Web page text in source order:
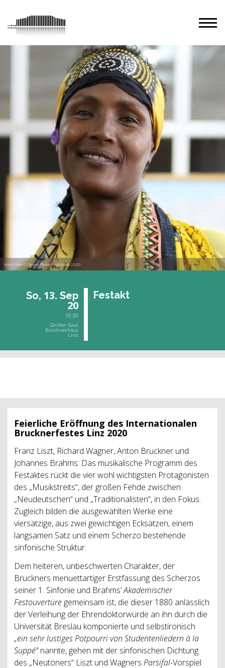
Waris Dirie © Desert Flower Foundation 2020
So, 13. Sep
20
10:30
Großer Saal
Brucknerhaus
Linz
Fest­akt
Feierliche Eröffnung des Internationalen
Brucknerfestes Linz 2020
Franz Liszt, Richard Wagner, Anton Bruckner und
Johannes Brahms: Das musikalische Programm des
Festaktes rückt die vier wohl wichtigsten Protagonisten
des „Musikstreits“, der großen Fehde zwischen
„Neudeutschen“ und „Traditionalisten“, in den Fokus.
Zugleich bilden die ausgewählten Werke eine
viersätzige, aus zwei gewichtigen Ecksätzen, einem
langsamen Satz und einem Scherzo bestehende
sinfonische Struktur.
Dem heiteren, unbeschwerten Charakter, der
Bruckners menuettartiger Erstfassung des Scherzos
seiner 1. Sinfonie und Brahms’Akademischer
Festouvertüre gemeinsam ist, die dieser 1880 anlässlich
der Verleihung der Ehrendoktorwürde an ihn durch die
Universität Breslau komponierte und selbstironisch
„ein sehr lustiges Potpourri von Studentenliedern à la
Suppé“nannte, gehen mit der sinfonischen Dichtung
des „Neutöners“ Liszt und Wagners Parsifal-Vorspiel